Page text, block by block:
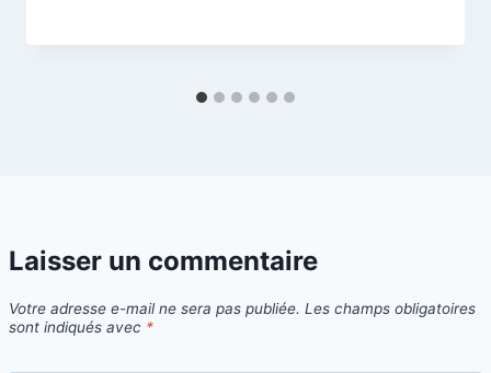
Laisser un commentaire
Votre adresse e-mail ne sera pas publiée. Les champs obligatoires
sont indiqués avec *